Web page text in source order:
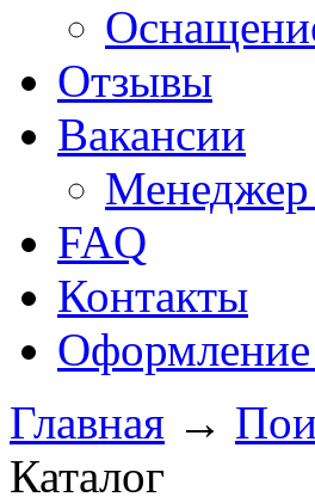
Отзывы
Вакансии
Менеджер
FAQ
Контакты
Оформление
Главная →
Каталог